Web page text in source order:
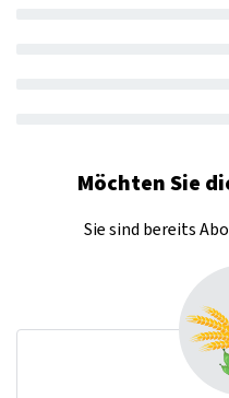
Möchten Sie
Sie sind bereits